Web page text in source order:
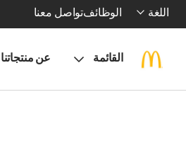
اللغة الوظائفتواصل معنا
القائمة عن منتجاتنا